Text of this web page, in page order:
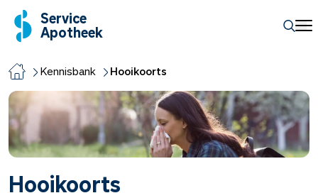
Service
Apotheek
Kennisbank Hooikoorts
Hooikoorts